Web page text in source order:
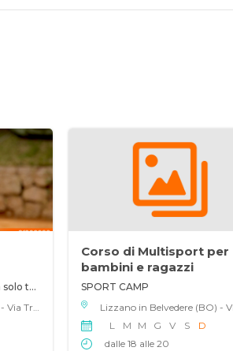
TENNIS CAMP LIZZANO-non solo tennis
Corso di Multisport per
bambini e ragazzi
SPORT CAMP
L
M M G V S
D
dalle 18 alle 20